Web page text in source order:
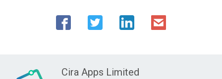
Cira Apps Limited